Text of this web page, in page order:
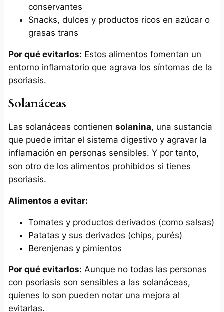
conservantes
Snacks, dulces y productos ricos en azúcar o
grasas trans
Por qué evitarlos: Estos alimentos fomentan un
entorno inflamatorio que agrava los síntomas de la
psoriasis.
Solanáceas
Las solanáceas contienen solanina, una sustancia
que puede irritar el sistema digestivo y agravar la
inflamación en personas sensibles. Y por tanto,
son otro de los alimentos prohibidos si tienes
psoriasis.
Alimentos a evitar:
Tomates y productos derivados (como salsas)
Patatas y sus derivados (chips, purés)
Berenjenas y pimientos
Por qué evitarlos: Aunque no todas las personas
con psoriasis son sensibles a las solanáceas,
quienes lo son pueden notar una mejora al
evitarlas.